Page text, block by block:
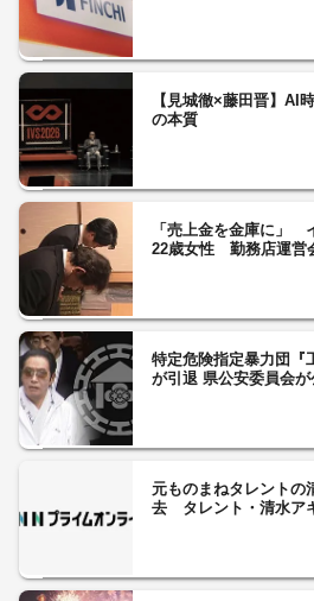
【見城徹×藤田晋】AI
の本質
「売上金を金庫に」
22歳女性 勤務店運営
特定危険指定暴力団『
が引退 県公安委員会
元ものまねタレントの
去 タレント・清水ア